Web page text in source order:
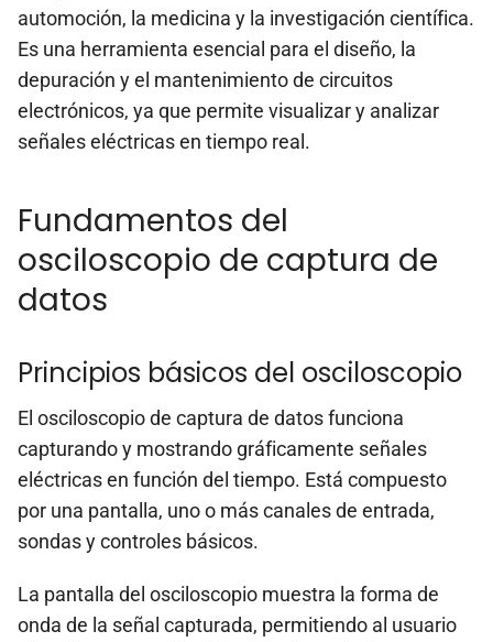
automoción, la medicina y la investigación científica.
Es una herramienta esencial para el diseño, la
depuración y el mantenimiento de circuitos
electrónicos, ya que permite visualizar y analizar
señales eléctricas en tiempo real.
Fundamentos del
osciloscopio de captura de
datos
Principios básicos del osciloscopio
El osciloscopio de captura de datos funciona
capturando y mostrando gráficamente señales
eléctricas en función del tiempo. Está compuesto
por una pantalla, uno o más canales de entrada,
sondas y controles básicos.
La pantalla del osciloscopio muestra la forma de
onda de la señal capturada, permitiendo al usuario